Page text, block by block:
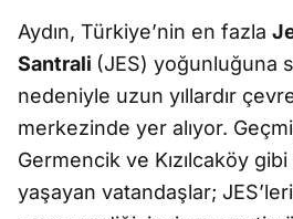
Aydın, Türkiye’nin en fazla
Santrali (JES) yoğunluğuna
nedeniyle uzun yıllardır
merkezinde yer alıyor.
Germencik ve Kızılcaköy
yaşayan vatandaşlar;